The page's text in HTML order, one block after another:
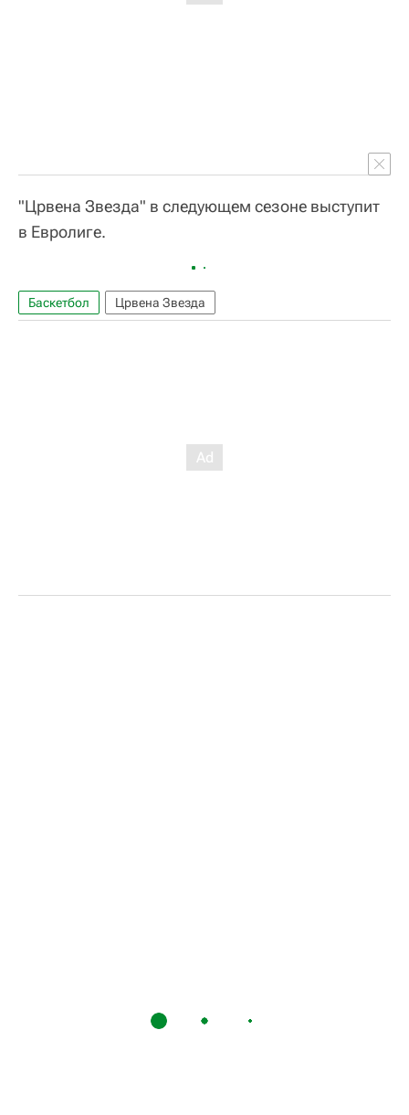
"Црвена Звезда" в следующем сезоне выступит
в Евролиге.
Баскетбол Црвена Звезда